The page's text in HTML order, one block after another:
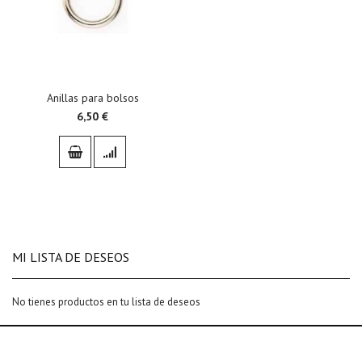
Anillas para bolsos
6,50 €
MI LISTA DE DESEOS
No tienes productos en tu lista de deseos